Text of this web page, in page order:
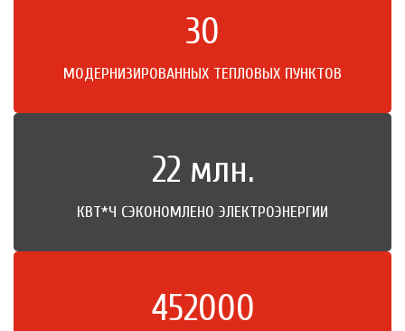
30
МОДЕРНИЗИРОВАННЫХ ТЕПЛОВЫХ ПУНКТОВ
22 млн.
КВТ*Ч СЭКОНОМЛЕНО ЭЛЕКТРОЭНЕРГИИ
452000